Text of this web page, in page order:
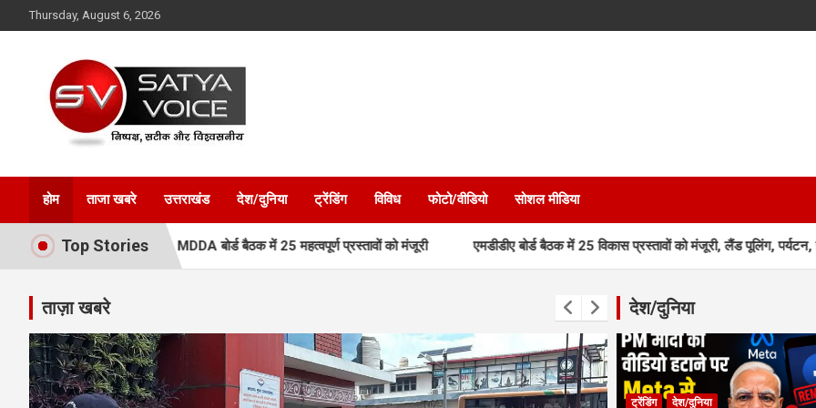
to
Thursday, August 6, 2026
Satya Voice
होम ताजा खबरे उत्तराखंड देश/दुनिया ट्रेंडिंग विविध फोटो/वीडियो सोशल मीडिया
Top Stories
नई रफ्तार, MDDA बोर्ड बैठक में 25 महत्वपूर्ण प्रस्तावों को मंजूरी एमडीडीए बोर्ड बैठक में 25 विकास प्रस्तावों को मंजूरी, लैंड पूलिंग, पर्यटन, होटल,
ताज़ा खबरे देश/दुनिया
ट्रेंडिंग देश/दुनिया